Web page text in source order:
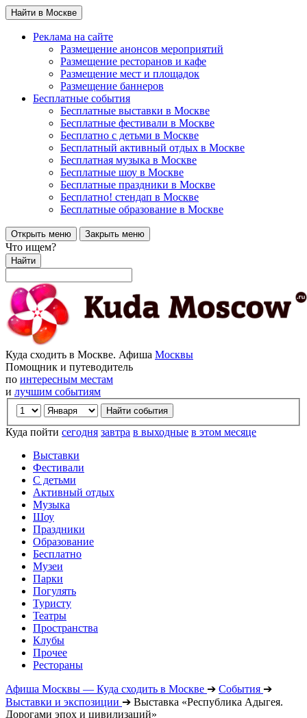
Найти в Москве
Реклама на сайте
Размещение анонсов мероприятий
Размещение ресторанов и кафе
Размещение мест и площадок
Размещение баннеров
Бесплатные события
Бесплатные выставки в Москве
Бесплатные фестивали в Москве
Бесплатно с детьми в Москве
Бесплатный активный отдых в Москве
Бесплатная музыка в Москве
Бесплатные шоу в Москве
Бесплатные праздники в Москве
Бесплатно! стендап в Москве
Бесплатные образование в Москве
Открыть меню Закрыть меню
Что ищем?
Найти
Куда сходить в Москве. Афиша Москвы
Помощник и путеводитель
по интересным местам
и лучшим событиям
Куда пойти сегодня завтра в выходные в этом месяце
Выставки
Фестивали
С детьми
Активный отдых
Музыка
Шоу
Праздники
Образование
Бесплатно
Музеи
Парки
Погулять
Туристу
Театры
Пространства
Клубы
Прочее
Рестораны
Афиша Москвы — Куда сходить в Москве ➔ События ➔
Выставки и экспозиции ➔ Выставка «Республика Адыгея.
Дорогами эпох и цивилизаций»